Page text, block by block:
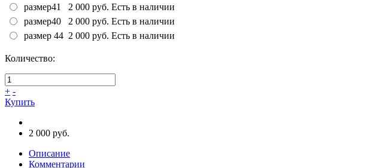
размер41
2 000 руб. Есть в наличии
размер40
2 000 руб. Есть в наличии
размер 44 2 000 руб. Есть в наличии
Количество:
+ -
Купить
2 000 руб.
Описание
Комментарии